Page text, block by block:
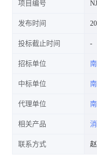
项目编号
发布时间
投标截止时间
招标单位
中标单位
代理单位
相关产品
联系方式